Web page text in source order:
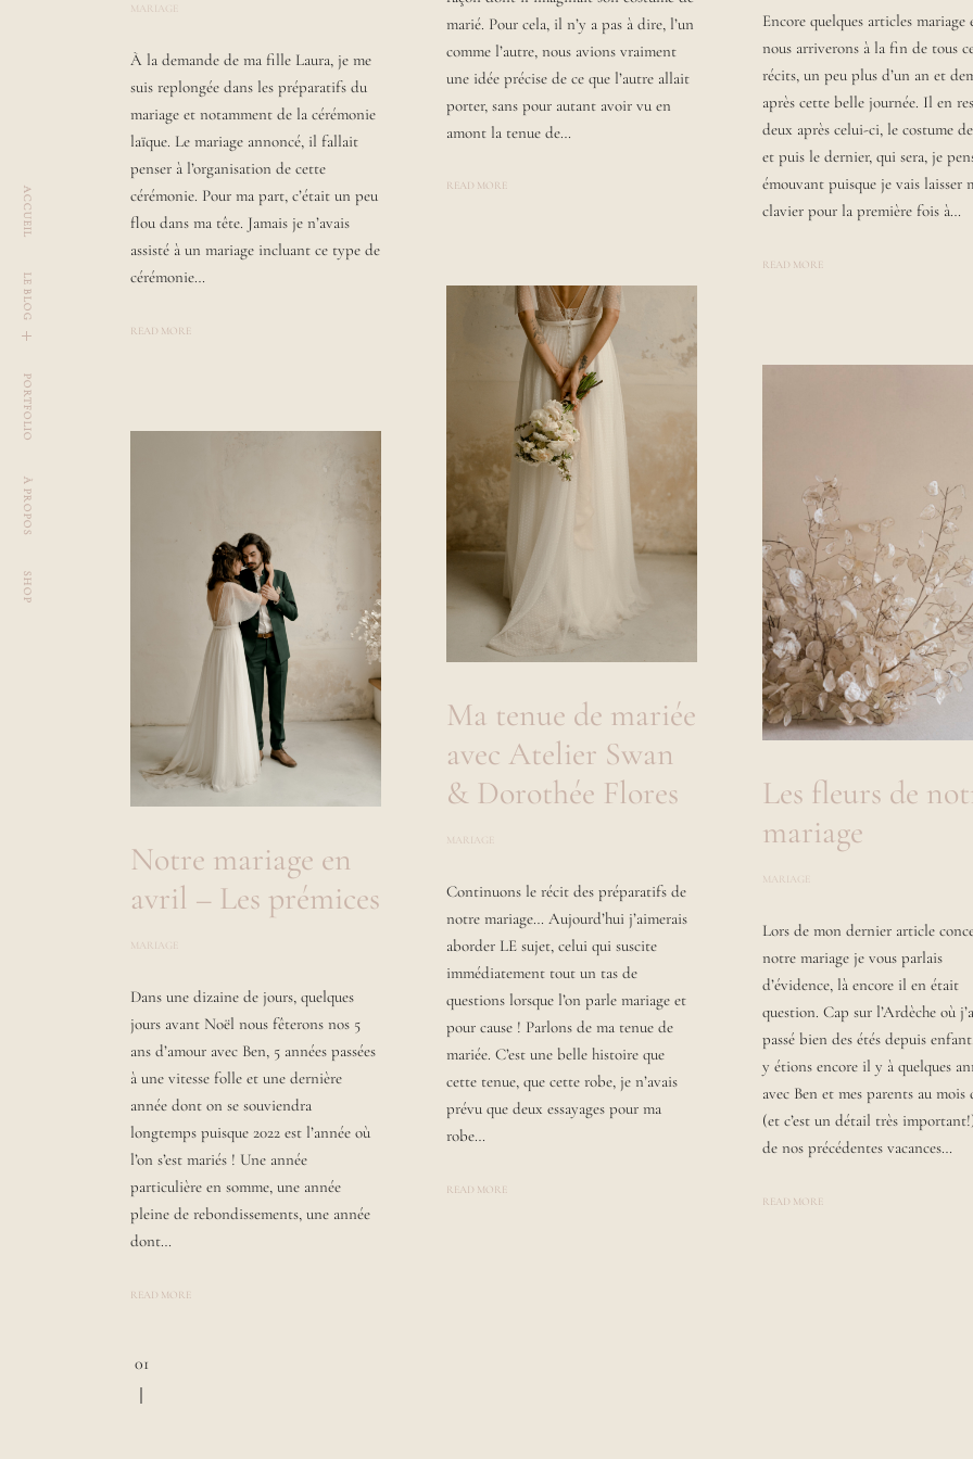
ACCUEIL
LE BLOG
togglechildmen
PORTFOLIO
À PROPOS
SHOP
MARIAGE
T
D
Y
L
U
A
À la demande de ma fille Laura, je me
suis replongée dans les préparatifs du
mariage et notamment de la cérémonie
laïque. Le mariage annoncé, il fallait
penser à l’organisation de cette
cérémonie. Pour ma part, c’était un peu
flou dans ma tête. Jamais je n’avais
assisté à un mariage incluant ce type de
cérémonie…
READ MORE
Y
L
U
A
marié. Pour cela, il n’y a pas à dire, l’un
comme l’autre, nous avions vraiment
une idée précise de ce que l’autre allait
porter, sans pour autant avoir vu en
amont la tenue de…
READ MORE
T
E
D
Y
L
U
A
Encore quelques articles mariage
nous arriverons à la fin de tous
récits, un peu plus d’un an et
après cette belle journée. Il en
deux après celui-ci, le costume
et puis le dernier, qui sera, je
émouvant puisque je vais laisser
clavier pour la première fois à…
READ MORE
Ma tenue de mariée
avec Atelier Swan
& Dorothée Flores
MARIAGE
T
D
B
Y
L
U
A
Continuons le récit des préparatifs de
notre mariage… Aujourd’hui j’aimerais
aborder LE sujet, celui qui suscite
immédiatement tout un tas de
questions lorsque l’on parle mariage et
pour cause ! Parlons de ma tenue de
mariée. C’est une belle histoire que
cette tenue, que cette robe, je n’avais
prévu que deux essayages pour ma
robe…
READ MORE
Les fleurs de
mariage
MARIAGE
T
D
Y
U
A
Lors de mon dernier article
notre mariage je vous parlais
d’évidence, là encore il en était
question. Cap sur l’Ardèche où
passé bien des étés depuis
y étions encore il y à quelques
avec Ben et mes parents au mois
(et c’est un détail très
de nos précédentes vacances…
READ MORE
Notre mariage en
avril – Les prémices
MARIAGE
T
D
Y
L
U
A
Dans une dizaine de jours, quelques
jours avant Noël nous fêterons nos 5
ans d’amour avec Ben, 5 années passées
à une vitesse folle et une dernière
année dont on se souviendra
longtemps puisque 2022 est l’année où
l’on s’est mariés ! Une année
particulière en somme, une année
pleine de rebondissements, une année
dont…
READ MORE
Page
navigation
01